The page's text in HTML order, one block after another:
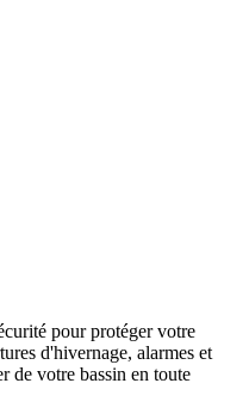
pour protéger votre
d'hivernage, alarmes et
de votre bassin en toute